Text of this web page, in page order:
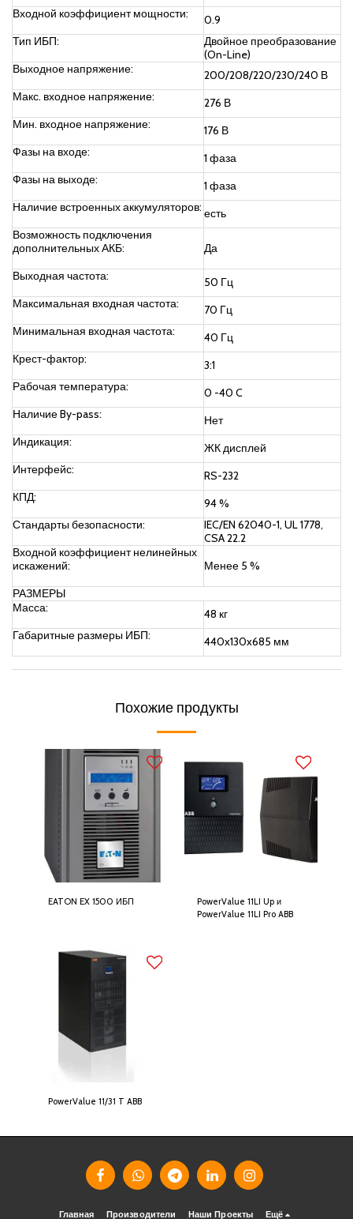
Входной коэффициент мощности:
0.9
Тип ИБП:
Двойное преобразование
(On-Line)
Выходное напряжение:
200/208/220/230/240 В
Макс. входное напряжение:
276 В
Мин. входное напряжение:
176 В
Фазы на входе:
1 фаза
Фазы на выходе:
1 фаза
Наличие встроенных аккумуляторов: есть
Возможность подключения
дополнительных АКБ:
Да
Выходная частота:
50 Гц
Максимальная входная частота:
70 Гц
Минимальная входная частота:
40 Гц
Крест-фактор:
3:1
Рабочая температура:
0 -40 C
Наличие By-pass:
Нет
Индикация:
ЖК дисплей
Интерфейс:
RS-232
КПД:
94 %
Стандарты безопасности:
IEC/EN 62040-1, UL 1778,
CSA 22.2
Входной коэффициент нелинейных
искажений:
Менее 5 %
РАЗМЕРЫ
Масса:
48 кг
Габаритные размеры ИБП:
440x130x685 мм
Похожие продукты
EATON EX 1500 ИБП
PowerValue 11LI Up и
PowerValue 11LI Pro ABB
PowerValue 11/31 T ABB
Главная Производители Наши Проекты Ещё